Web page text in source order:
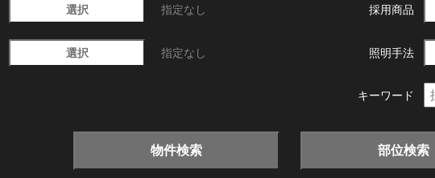
選択 指定なし 採用商品
選択 指定なし 照明手法
キーワード
物件検索 部位検索